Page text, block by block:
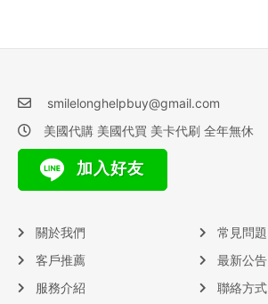
smilelonghelpbuy@gmail.com
美國代購 美國代買 美卡代刷 全年無休
加入好友
關於我們
客戶推薦
服務介紹
常見問題
最新公告
聯絡方式